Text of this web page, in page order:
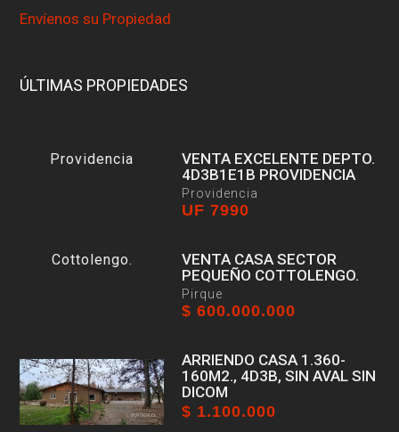
Envíenos su Propiedad
ÚLTIMAS PROPIEDADES
VENTA EXCELENTE DEPTO.
4D3B1E1B PROVIDENCIA
Providencia
UF 7990
VENTA CASA SECTOR
PEQUEÑO COTTOLENGO.
Pirque
$ 600.000.000
ARRIENDO CASA 1.360-
160M2., 4D3B, SIN AVAL SIN
DICOM
Pirque
$ 1.100.000